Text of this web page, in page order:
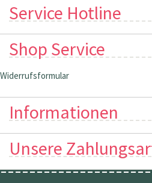
Service Hotline
Shop Service
Widerrufsformular
Informationen
Unsere